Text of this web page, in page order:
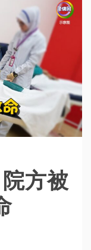
方被